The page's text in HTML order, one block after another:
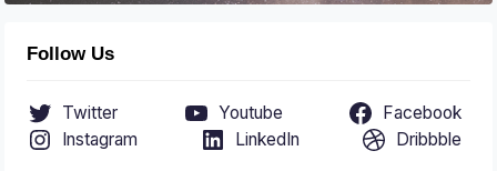
Follow Us
Twitter Youtube
Facebook
Instagram
LinkedIn Dribbble